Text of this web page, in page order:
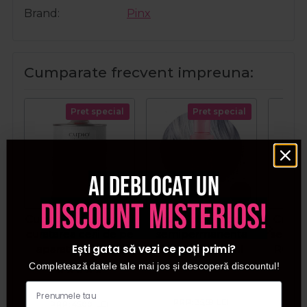
Brand Pinx
Cumparate frecvent impreuna:
Pret special
Cupio Solutie pentru
aparatura 500ml
Pret special
Crazy Color Vopsea
027 Silver 100ml
Ai deblocat un
discount misterios!
Ești gata să vezi ce poți primi?
Completează datele tale mai jos și descoperă discountul!